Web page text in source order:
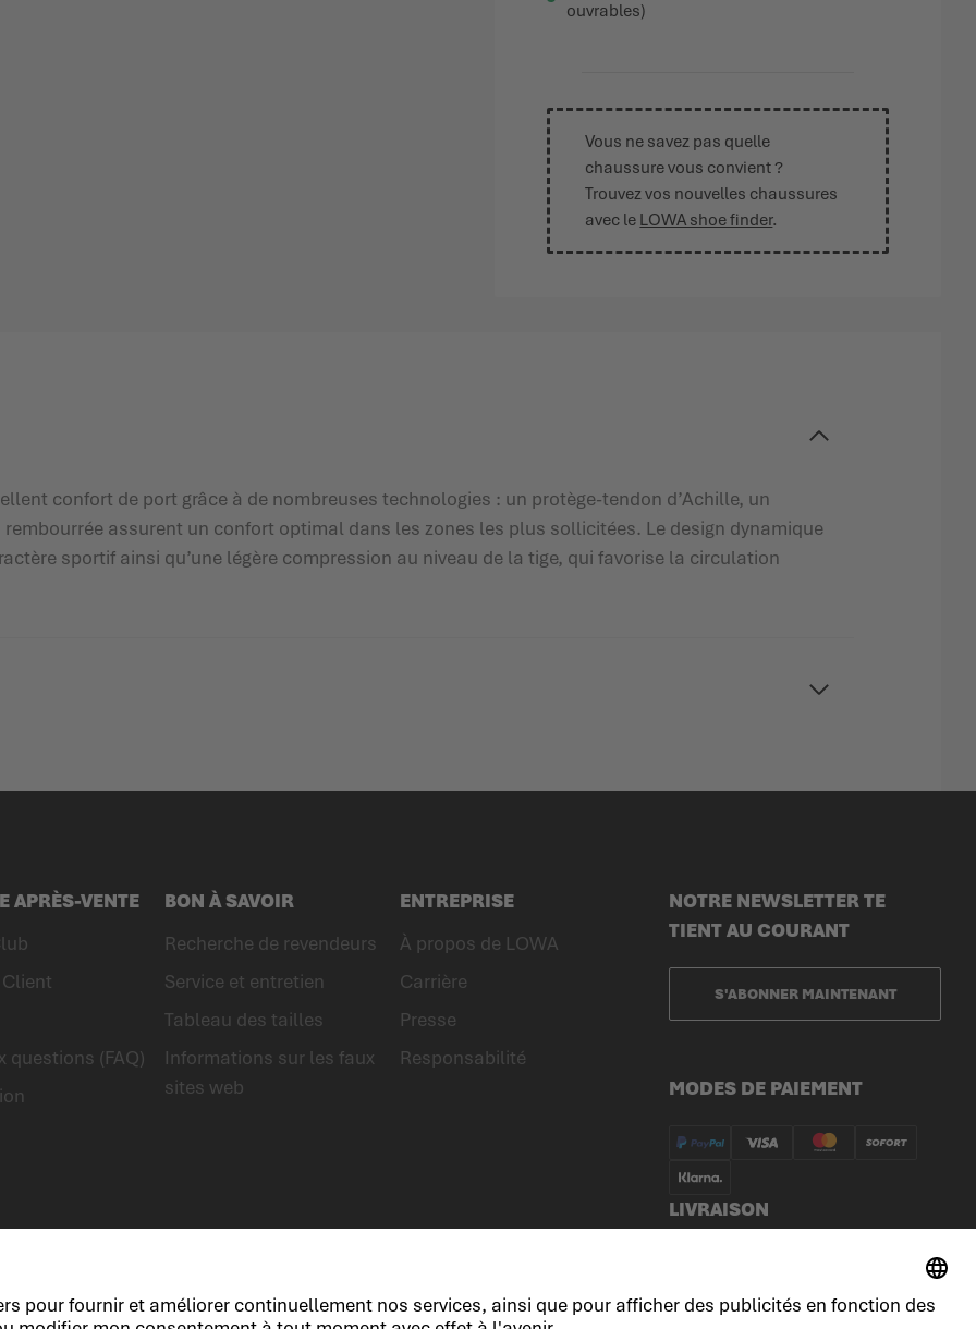
ouvrables)
Vous ne savez pas quelle
chaussure vous convient ?
Trouvez vos nouvelles chaussures
avec le LOWA shoe finder.
confort de port grâce à de nombreuses technologies : un protège-tendon d’Achille, un
assurent un confort optimal dans les zones les plus sollicitées. Le design dynamique
sportif ainsi qu’une légère compression au niveau de la tige, qui favorise la circulation
APRÈS-VENTE
questions (FAQ)
BON À SAVOIR
Recherche de revendeurs
Service et entretien
Tableau des tailles
Informations sur les faux
sites web
ENTREPRISE
À propos de LOWA
Carrière
Presse
Responsabilité
MODES DE PAIEMENT
LIVRAISON
NOTRE NEWSLETTER TE
TIENT AU COURANT
S'ABONNER MAINTENANT